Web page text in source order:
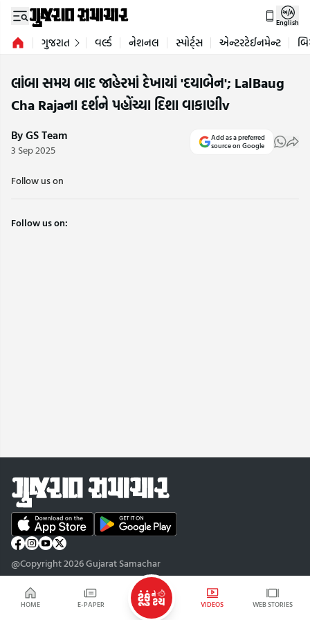
HOME E-PAPER VIDEOS WEB STORIES
English
ગુજરાત વર્લ્ડ નેશનલ સ્પોર્ટ્સ એન્ટરટેઈનમેન્ટ
લાંબા સમય બાદ જાહેરમાં દેખાયાં 'દયાબેન'; LalBaug
Cha Rajaના દર્શને પહોંચ્યા દિશા વાકાણીv
By GS Team
3 Sep 2025
Add as a preferred
source on Google
Follow us on
Follow us on:
@Copyright 2026 Gujarat Samachar